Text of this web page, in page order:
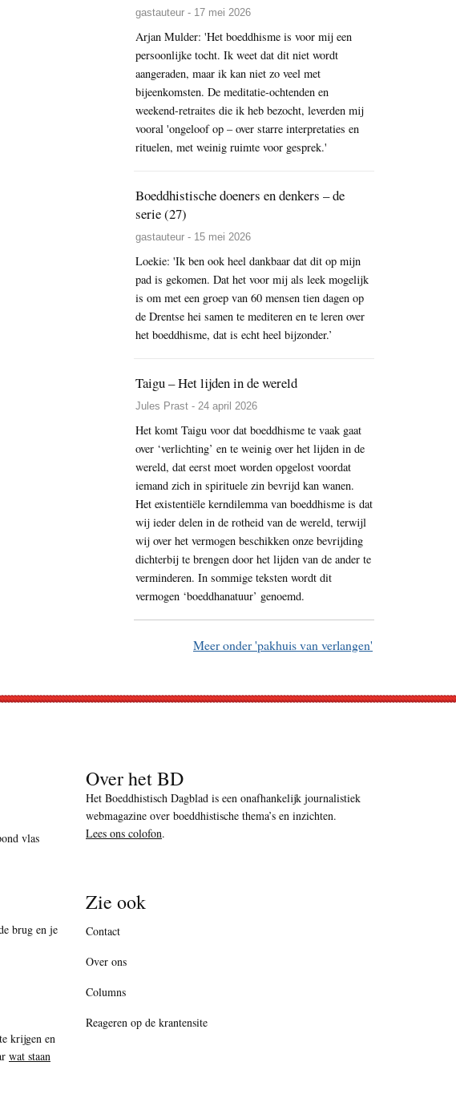
gastauteur - 17 mei 2026
Arjan Mulder: 'Het boeddhisme is voor mij een
persoonlijke tocht. Ik weet dat dit niet wordt
aangeraden, maar ik kan niet zo veel met
bijeenkomsten. De meditatie-ochtenden en
weekend-retraites die ik heb bezocht, leverden mij
vooral 'ongeloof op – over starre interpretaties en
rituelen, met weinig ruimte voor gesprek.'
Boeddhistische doeners en denkers – de
serie (27)
gastauteur - 15 mei 2026
Loekie: 'Ik ben ook heel dankbaar dat dit op mijn
pad is gekomen. Dat het voor mij als leek mogelijk
is om met een groep van 60 mensen tien dagen op
de Drentse hei samen te mediteren en te leren over
het boeddhisme, dat is echt heel bijzonder.’
Taigu – Het lijden in de wereld
Jules Prast - 24 april 2026
Het komt Taigu voor dat boeddhisme te vaak gaat
over ‘verlichting’ en te weinig over het lijden in de
wereld, dat eerst moet worden opgelost voordat
iemand zich in spirituele zin bevrijd kan wanen.
Het existentiële kerndilemma van boeddhisme is dat
wij ieder delen in de rotheid van de wereld, terwijl
wij over het vermogen beschikken onze bevrijding
dichterbij te brengen door het lijden van de ander te
verminderen. In sommige teksten wordt dit
vermogen ‘boeddhanatuur’ genoemd.
Meer onder 'pakhuis van verlangen'
vlas
brug en je
krijgen en
wat staan
Over het BD
Het Boeddhistisch Dagblad is een onafhankelijk journalistiek
webmagazine over boeddhistische thema’s en inzichten.
Lees ons colofon.
Zie ook
Contact
Over ons
Columns
Reageren op de krantensite